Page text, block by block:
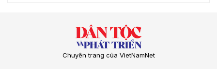
Chuyên trang của VietNamNet